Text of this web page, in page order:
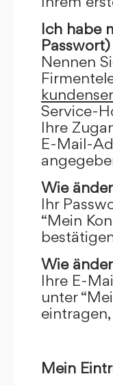
Ich habe
Nennen
Service-
Ihre
E-Mail-
Wie
Ihr
“Mein
Wie
Ihre E-
unter
Mein